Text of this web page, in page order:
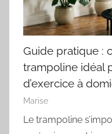
Guide pratique :
trampoline idéal
d’exercice à
Marise
Le trampoline